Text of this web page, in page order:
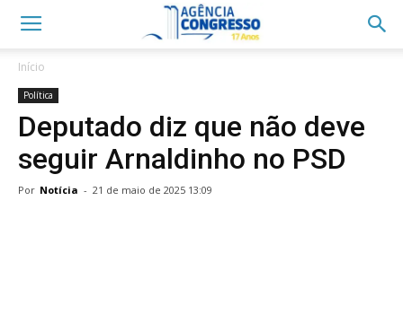
Início
Política
Deputado diz que não deve
seguir Arnaldinho no PSD
Por Notícia - 21 de maio de 2025 13:09